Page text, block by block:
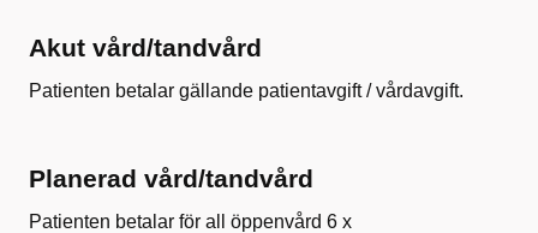
Akut vård/tandvård
Patienten betalar gällande patientavgift / vårdavgift.
Planerad vård/tandvård
Patienten betalar för all öppenvård 6 x